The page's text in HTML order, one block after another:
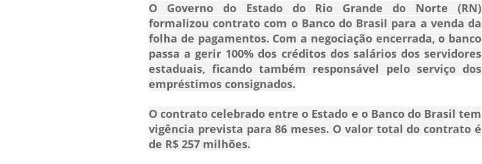
O Governo do Estado do Rio Grande do Norte (RN)
formalizou contrato com o Banco do Brasil para a venda da
folha de pagamentos. Com a negociação encerrada, o banco
passa a gerir 100% dos créditos dos salários dos servidores
estaduais, ficando também responsável pelo serviço dos
empréstimos consignados.
O contrato celebrado entre o Estado e o Banco do Brasil tem
vigência prevista para 86 meses. O valor total do contrato é
de R$ 257 milhões.